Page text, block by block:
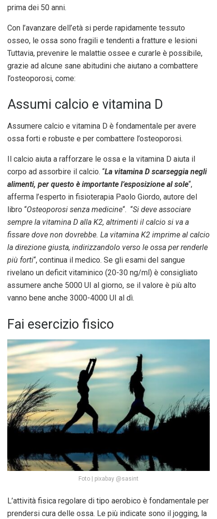
prima dei 50 anni.
Con l’avanzare dell’età si perde rapidamente tessuto
osseo, le ossa sono fragili e tendenti a fratture e lesioni
Tuttavia, prevenire le malattie ossee e curarle è possibile,
grazie ad alcune sane abitudini che aiutano a combattere
l’osteoporosi, come:
Assumi calcio e vitamina D
Assumere calcio e vitamina D è fondamentale per avere
ossa forti e robuste e per combattere l’osteoporosi.
Il calcio aiuta a rafforzare le ossa e la vitamina D aiuta il
corpo ad assorbire il calcio. “La vitamina D scarseggia negli
alimenti, per questo è importante l’esposizione al sole“,
afferma l’esperto in fisioterapia Paolo Giordo, autore del
libro “Osteoporosi senza medicine“. “Si deve associare
sempre la vitamina D alla K2, altrimenti il calcio si va a
fissare dove non dovrebbe. La vitamina K2 imprime al calcio
la direzione giusta, indirizzandolo verso le ossa per renderle
più forti“, continua il medico. Se gli esami del sangue
rivelano un deficit vitaminico (20-30 ng/ml) è consigliato
assumere anche 5000 UI al giorno, se il valore è più alto
vanno bene anche 3000-4000 UI al dì.
Fai esercizio fisico
Foto | pixabay @sasint
L’attività fisica regolare di tipo aerobico è fondamentale per
prendersi cura delle ossa. Le più indicate sono il jogging, la